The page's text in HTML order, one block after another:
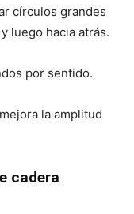
círculos grandes
luego hacia atrás.
por sentido.
la amplitud
cadera